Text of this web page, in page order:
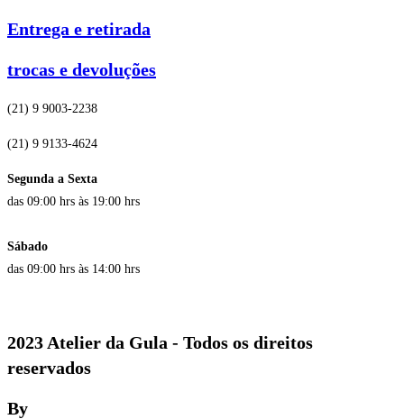
Entrega e retirada
trocas e devoluções
(21) 9 9003-2238
(21) 9 9133-4624
Segunda a Sexta
das 09:00 hrs às 19:00 hrs
Sábado
das 09:00 hrs às 14:00 hrs
2023 Atelier da Gula - Todos os direitos
reservados
By